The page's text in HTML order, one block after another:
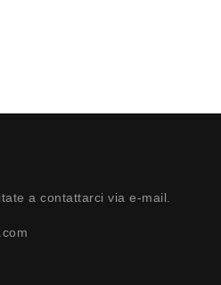
a contattarci via e-mail.